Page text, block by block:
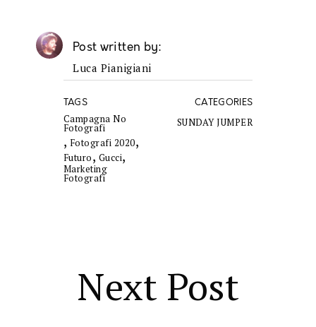
Post written by
Luca Pianigiani
TAGS
Campagna No
Fotografi
, Fotografi 2020,
Futuro, Gucci,
Marketing
Fotografi
CATEGORIES
SUNDAY JUMPER
Next Post